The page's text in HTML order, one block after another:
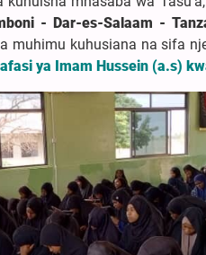
- Dar-es-Salaam -
muhimu kuhusiana na sifa
ya Imam Hussein (a.s)